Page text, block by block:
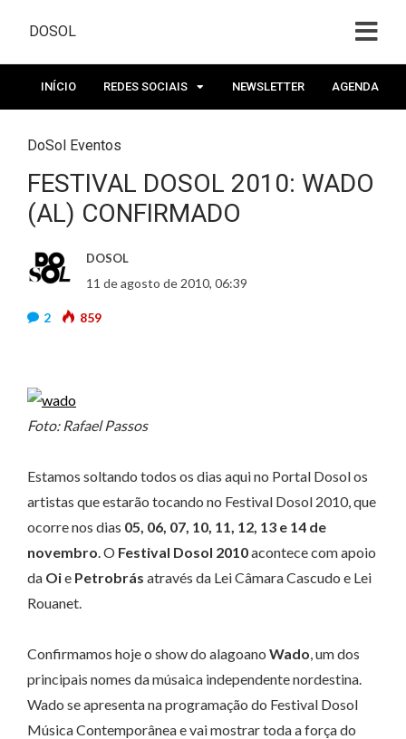
DOSOL
INÍCIO REDES SOCIAIS NEWSLETTER AGENDA
DoSol Eventos
FESTIVAL DOSOL 2010: WADO
(AL) CONFIRMADO
DOSOL
11 de agosto de 2010, 06:39
2 859
Foto: Rafael Passos
Estamos soltando todos os dias aqui no Portal Dosol os
artistas que estarão tocando no Festival Dosol 2010, que
ocorre nos dias 05, 06, 07, 10, 11, 12, 13 e 14 de
novembro. O Festival Dosol 2010acontece com apoio
da Oie Petrobrás através da Lei Câmara Cascudo e Lei
Rouanet.
Confirmamos hoje o show do alagoano Wado, um dos
principais nomes da músaica independente nordestina.
Wado se apresenta na programação do Festival Dosol
Música Contemporânea e vai mostrar toda a força do